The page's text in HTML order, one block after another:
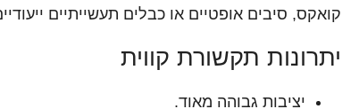
קואקס, סיבים אופטיים או כבלים תעשייתיים
יתרונות תקשורת קווית
יציבות גבוהה מאוד.